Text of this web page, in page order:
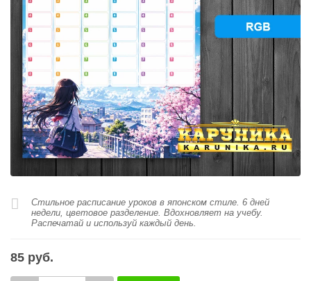
Стильное расписание уроков в японском стиле. 6 дней
недели, цветовое разделение. Вдохновляет на учебу.
Распечатай и используй каждый день.
85 руб.